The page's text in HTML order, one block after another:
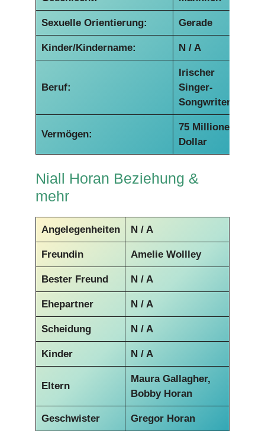
Sexuelle Orientierung: Gerade
Kinder/Kindername: N / A
Beruf:
Irischer
Singer-
Songwriter
Vermögen:
75 Millionen
Dollar
Niall Horan Beziehung &
mehr
Angelegenheiten N / A
Freundin Amelie Wollley
Bester Freund N / A
Ehepartner N / A
Scheidung N / A
Kinder N / A
Eltern
Maura Gallagher,
Bobby Horan
Geschwister Gregor Horan